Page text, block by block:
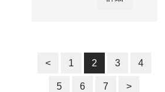
< 1 2 3 4
5 6 7 >